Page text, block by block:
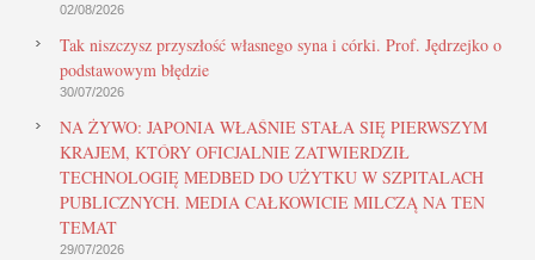
02/08/2026
Tak niszczysz przyszłość własnego syna i córki. Prof. Jędrzejko o
podstawowym błędzie
30/07/2026
NA ŻYWO: JAPONIA WŁAŚNIE STAŁA SIĘ PIERWSZYM
KRAJEM, KTÓRY OFICJALNIE ZATWIERDZIŁ
TECHNOLOGIĘ MEDBED DO UŻYTKU W SZPITALACH
PUBLICZNYCH. MEDIA CAŁKOWICIE MILCZĄ NA TEN
TEMAT
29/07/2026